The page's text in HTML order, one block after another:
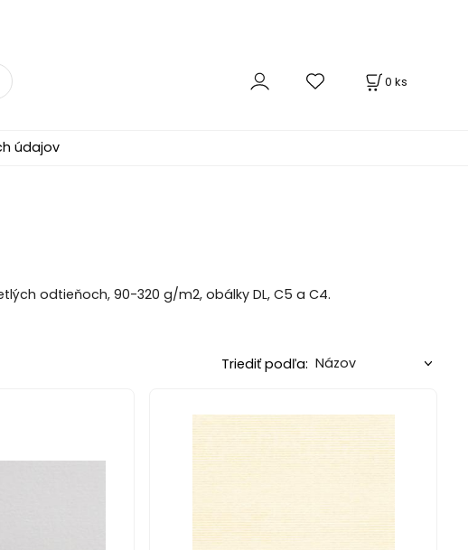
0 ks
údajov
odtieňoch, 90-320 g/m2, obálky DL, C5 a C4.
Triediť podľa: